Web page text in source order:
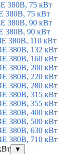
380В, 75 кВт
380В, 75 кВт
380В, 90 кВт
380В, 90 кВт
380В, 110 кВт
380В, 132 кВт
380В, 160 кВт
380В, 200 кВт
380В, 220 кВт
380В, 280 кВт
380В, 315 кВт
380В, 355 кВт
380В, 400 кВт
380В, 500 кВт
380В, 630 кВт
380В, 710 кВт
▼